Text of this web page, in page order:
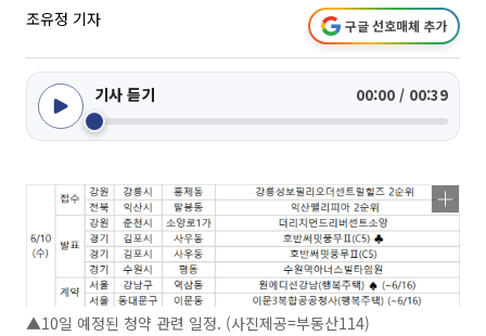
조유정 기자 구글 선호매체 추가
기사 듣기 00:00 / 00:39
▲10일 예정된 청약 관련 일정. (사진제공=부동산114)